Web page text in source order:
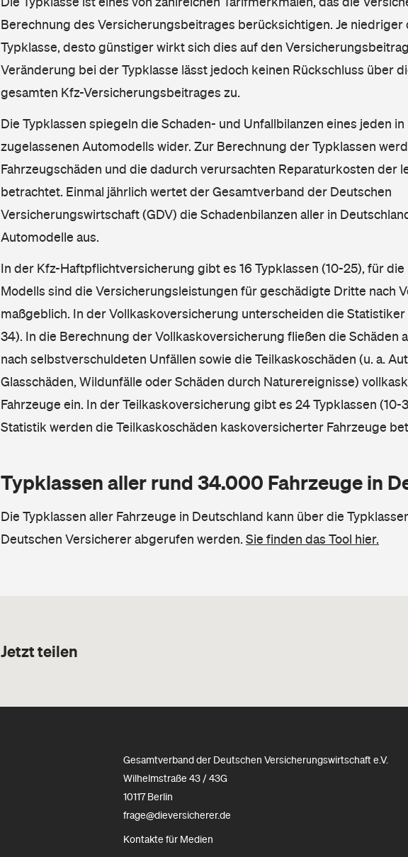
Berechnung des Versicherungsbeitrages berücksichtigen. Je niedriger
Typklasse, desto günstiger wirkt sich dies auf den
Veränderung bei der Typklasse lässt jedoch keinen Rückschluss über
gesamten Kfz-Versicherungsbeitrages zu.
Die Typklassen spiegeln die Schaden- und Unfallbilanzen eines jeden
zugelassenen Automodells wider. Zur Berechnung der Typklassen
Fahrzeugschäden und die dadurch verursachten Reparaturkosten der
betrachtet. Einmal jährlich wertet der Gesamtverband der Deutschen
Versicherungswirtschaft (GDV) die Schadenbilanzen aller in
Automodelle aus.
In der Kfz-Haftpflichtversicherung gibt es 16 Typklassen (10-25), für
Modells sind die Versicherungsleistungen für geschädigte Dritte nach
maßgeblich. In der Vollkaskoversicherung unterscheiden die Statistiker
34). In die Berechnung der Vollkaskoversicherung fließen die Schäden
nach selbstverschuldeten Unfällen sowie die Teilkaskoschäden (u. a.
Glasschäden, Wildunfälle oder Schäden durch Naturereignisse)
Fahrzeuge ein. In der Teilkaskoversicherung gibt es 24 Typklassen (10-
Statistik werden die Teilkaskoschäden kaskoversicherter Fahrzeuge
Typklassen aller rund 34.000 Fahrzeuge in
Die Typklassen aller Fahrzeuge in Deutschland kann über die
Deutschen Versicherer abgerufen werden. Sie finden das Tool hier.
Jetzt teilen
Gesamtverband der Deutschen Versicherungswirtschaft e.V.
Wilhelmstraße 43 / 43G
10117 Berlin
frage@dieversicherer.de
Kontakte für Medien